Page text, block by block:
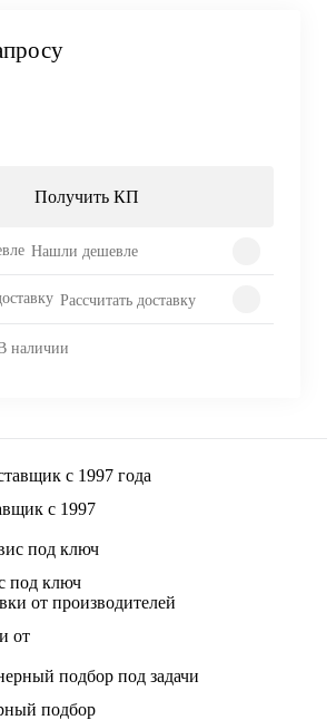
Получить КП
Нашли дешевле
Рассчитать доставку
наличии
с 1997
под ключ
от
подбор